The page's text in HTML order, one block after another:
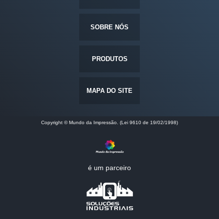
SOBRE NÓS
PRODUTOS
MAPA DO SITE
Copyright © Mundo da Impressão. (Lei 9610 de 19/02/1998)
é um parceiro